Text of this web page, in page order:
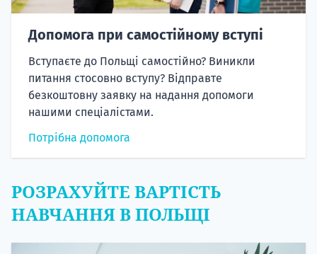
Допомога при самостійному вступі
Вступаєте до Польщі самостійно? Виникли
питання стосовно вступу? Відправте
безкоштовну заявку на надання допомоги
нашими спеціалістами.
Потрібна допомога
РОЗРАХУЙТЕ ВАРТІСТЬ
НАВЧАННЯ В ПОЛЬЩІ